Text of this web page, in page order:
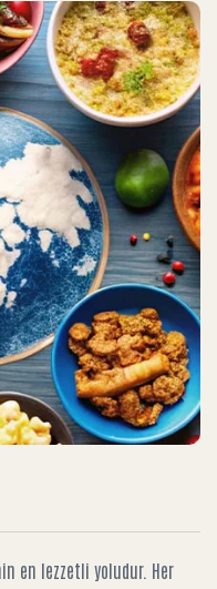
en lezzetli yoludur. Her